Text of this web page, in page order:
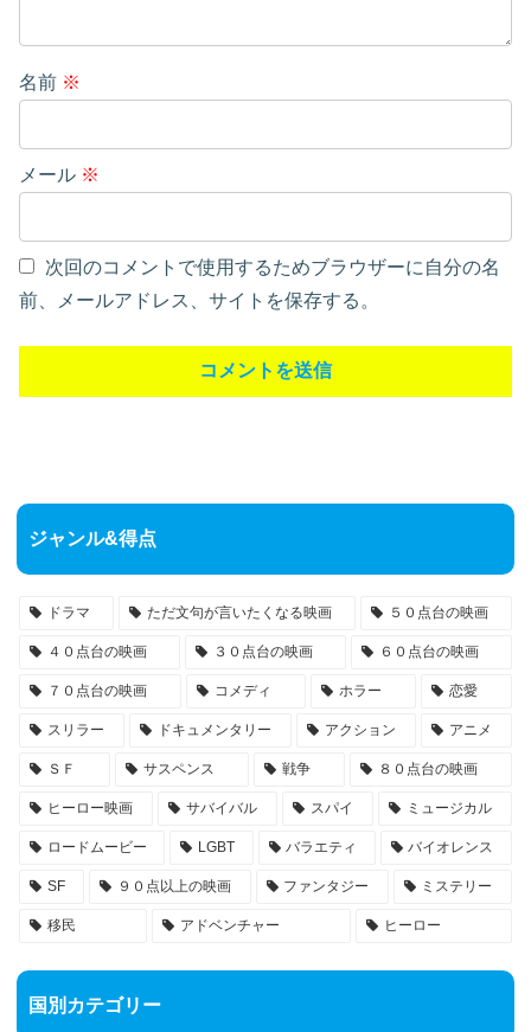
名前 ※
メール ※
次回のコメントで使用するためブラウザーに自分の名
前、メールアドレス、サイトを保存する。
ジャンル&得点
ドラマ ただ文句が言いたくなる映画 ５０点台の映画
４０点台の映画 ３０点台の映画 ６０点台の映画
７０点台の映画 コメディ ホラー 恋愛
スリラー ドキュメンタリー アクション アニメ
ＳＦ サスペンス 戦争 ８０点台の映画
ヒーロー映画 サバイバル スパイ ミュージカル
ロードムービー LGBT バラエティ バイオレンス
SF ９０点以上の映画 ファンタジー ミステリー
移民 アドベンチャー ヒーロー
国別カテゴリー